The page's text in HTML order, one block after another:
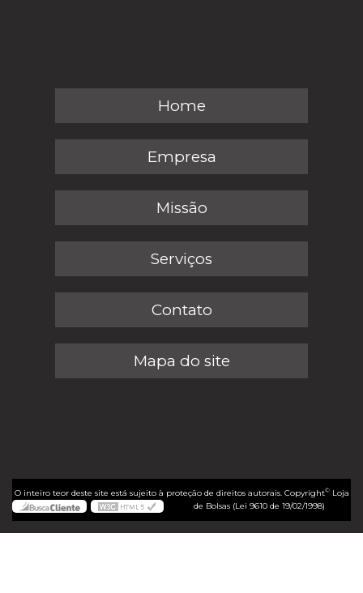
Home
Empresa
Missão
Serviços
Contato
Mapa do site
O inteiro teor deste site está sujeito à proteção de direitos autorais. Copyright©Loja
de Bolsas (Lei 9610 de 19/02/1998)